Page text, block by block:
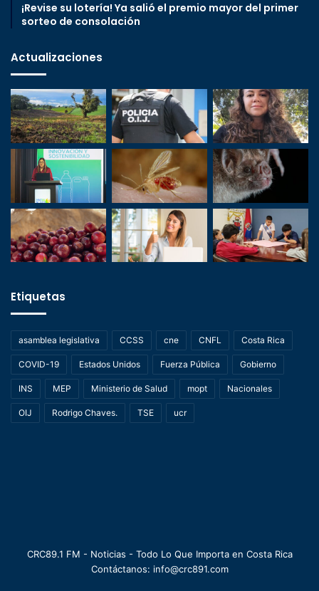
¡Revise su lotería! Ya salió el premio mayor del primer
sorteo de consolación
Actualizaciones
Etiquetas
asamblea legislativa CCSS cne CNFL Costa Rica
COVID-19 Estados Unidos Fuerza Pública Gobierno
INS MEP Ministerio de Salud mopt Nacionales
OIJ Rodrigo Chaves. TSE ucr
CRC89.1 FM - Noticias - Todo Lo Que Importa en Costa Rica
Contáctanos: info@crc891.com